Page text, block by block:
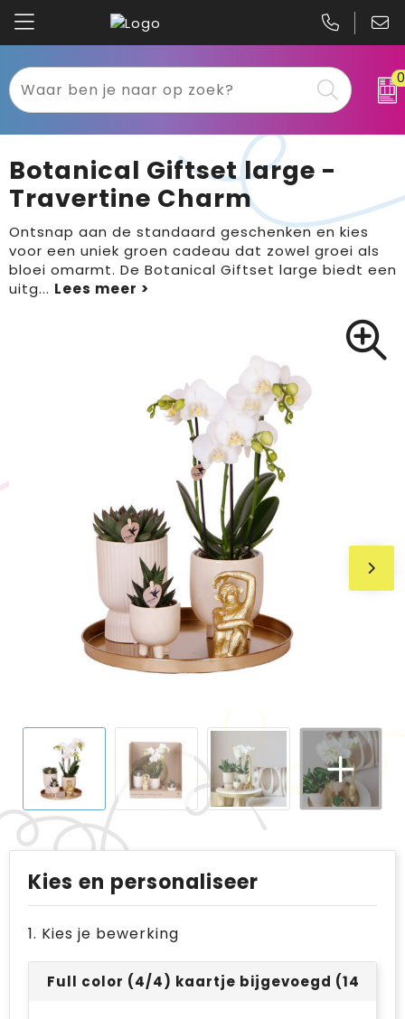
0
Textiel
Werkkleding
Sport
Tassen
Binnenreclame
Brievenbuspakketten
Kariban
B&C
Gildan
Clique
Botanical Giftset large -
Travertine Charm
Ontsnap aan de standaard geschenken en kies
voor een uniek groen cadeau dat zowel groei als
bloei omarmt. De Botanical Giftset large biedt een
uitg...
Kies en personaliseer
1. Kies je bewerking
Full color (4/4) kaartje bijgevoegd (148 x